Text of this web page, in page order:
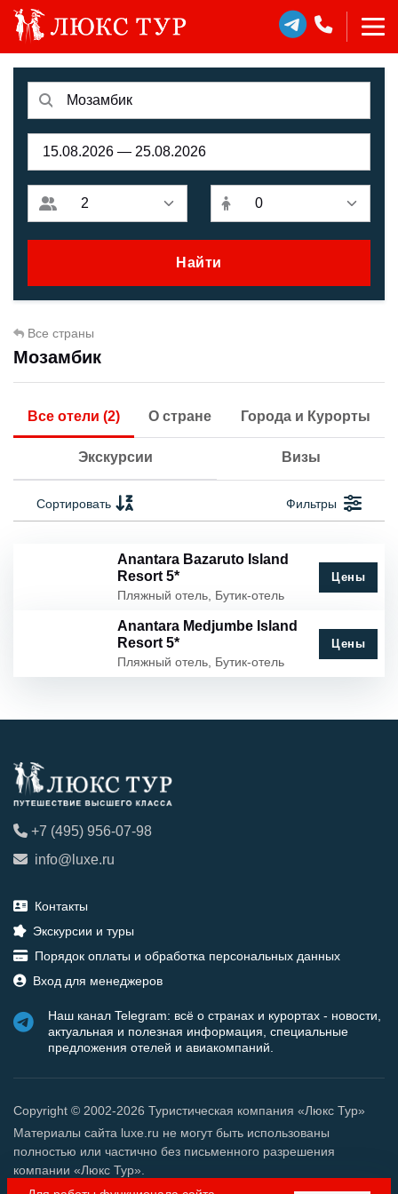
Найти
Все страны
Мозамбик
Все отели (2) О стране Города и Курорты
Экскурсии Визы
Сортировать Фильтры
Anantara Bazaruto Island
Resort 5*
Пляжный отель, Бутик-отель
Цены
Anantara Medjumbe Island
Resort 5*
Пляжный отель, Бутик-отель
Цены
+7 (495) 956-07-98
info@luxe.ru
Контакты
Экскурсии и туры
Порядок оплаты и обработка персональных данных
Вход для менеджеров
Наш канал Telegram: всё о странах и курортах - новости,
актуальная и полезная информация, специальные
предложения отелей и авиакомпаний.
Copyright © 2002-2026 Туристическая компания «Люкс Тур»
Материалы сайта luxe.ru не могут быть использованы
полностью или частично без письменного разрешения
компании «Люкс Тур».